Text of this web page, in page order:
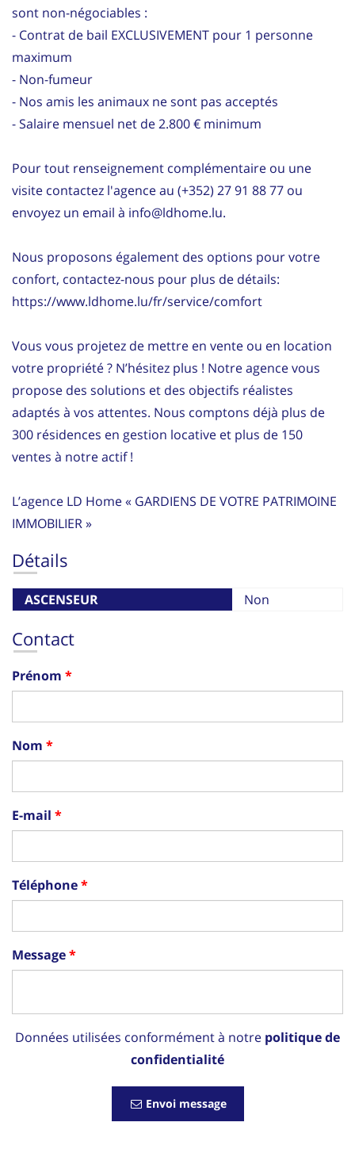
sont non-négociables :
- Contrat de bail EXCLUSIVEMENT pour 1 personne
maximum
- Non-fumeur
- Nos amis les animaux ne sont pas acceptés
- Salaire mensuel net de 2.800 € minimum
Pour tout renseignement complémentaire ou une
visite contactez l'agence au (+352) 27 91 88 77 ou
envoyez un email à info@ldhome.lu.
Nous proposons également des options pour votre
confort, contactez-nous pour plus de détails:
https://www.ldhome.lu/fr/service/comfort
Vous vous projetez de mettre en vente ou en location
votre propriété ? N’hésitez plus ! Notre agence vous
propose des solutions et des objectifs réalistes
adaptés à vos attentes. Nous comptons déjà plus de
300 résidences en gestion locative et plus de 150
ventes à notre actif !
L’agence LD Home « GARDIENS DE VOTRE PATRIMOINE
IMMOBILIER »
Détails
ASCENSEUR Non
Contact
Prénom
Nom
E-mail
Téléphone
Message
Données utilisées conformément à notre politique de
confidentialité
Envoi message